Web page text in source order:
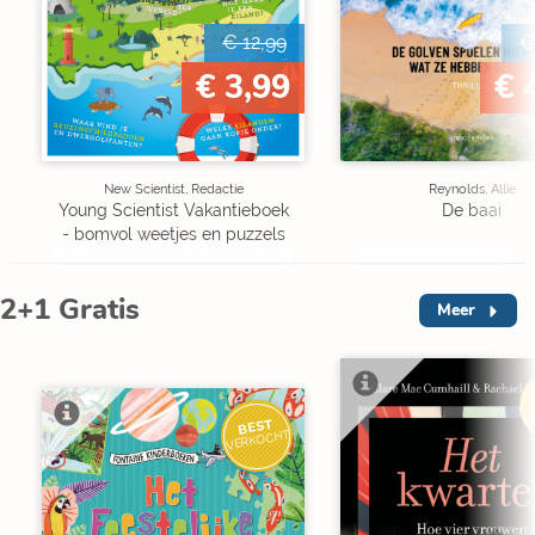
€ 12,99
€ 3,99
New Scientist, Redactie
Young Scientist Vakantieboek
- bomvol weetjes en puzzels
€
€
Reynolds, Allie
De baai
2+1 Gratis Meer
BEST
VERKOCHT